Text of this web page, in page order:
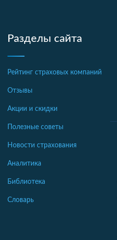
Разделы сайта
Рейтинг страховых компаний
Отзывы
Акции и скидки
Полезные советы
Новости страхования
Аналитика
Библиотека
Словарь